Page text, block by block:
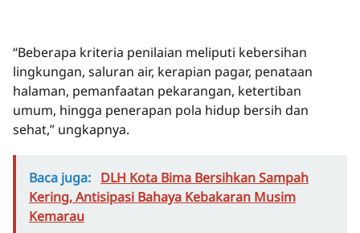
“Beberapa kriteria penilaian meliputi kebersihan
lingkungan, saluran air, kerapian pagar, penataan
halaman, pemanfaatan pekarangan, ketertiban
umum, hingga penerapan pola hidup bersih dan
sehat,” ungkapnya.
Baca juga: DLH Kota Bima Bersihkan Sampah
Kering, Antisipasi Bahaya Kebakaran Musim
Kemarau